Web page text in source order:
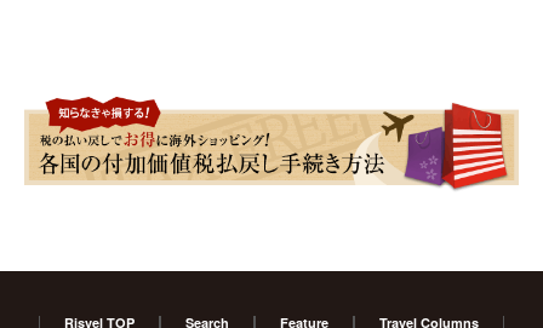
Risvel TOP Search Feature Travel Columns